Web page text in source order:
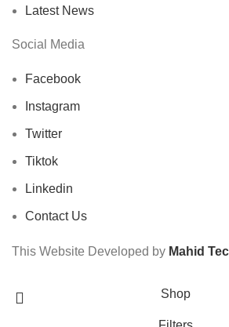
Latest News
Social Media
Facebook
Instagram
Twitter
Tiktok
Linkedin
Contact Us
This Website Developed by Mahid
Shop